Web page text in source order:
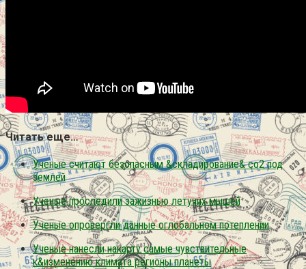
Читать еще…
Ученые считают безопасным &складирование& co2 под
землей
Ученые проследили зажизнью летучих мышей
Ученые опровергли данные оглобальном потеплении
Ученые нанесли накарту самые чувствительные
к&изменению климата регионы планеты